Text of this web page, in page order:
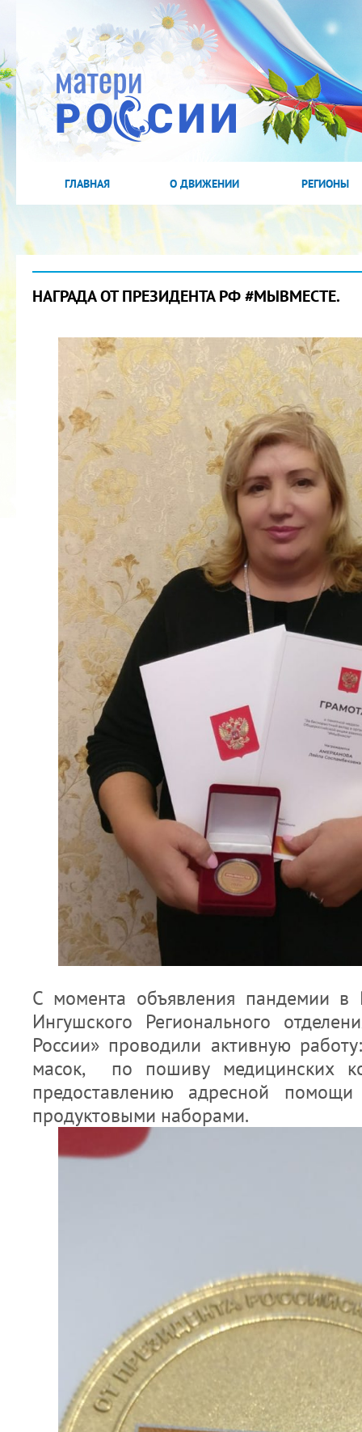
ГЛАВНАЯ О ДВИЖЕНИИ РЕГИОНЫ
НАГРАДА ОТ ПРЕЗИДЕНТА РФ #МЫВМЕСТЕ.
С момента объявления пандемии в
Ингушского Регионального
России» проводили активную
масок, по пошиву медицинских
предоставлению адресной
продуктовыми наборами.
2022 ГОД ПРОВОЗГЛАШЕН ГОДОМ
МАТЕРИ В ЯКУТИИ
19.12.2021